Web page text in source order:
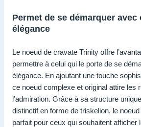
Permet de se démarquer avec
élégance
Le noeud de cravate Trinity offre
permettre à celui qui le porte de se
élégance. En ajoutant une touche
ce noeud complexe et original attire les
l’admiration. Grâce à sa structure
distinctif en forme de triskelion, le
parfait pour ceux qui souhaitent afficher